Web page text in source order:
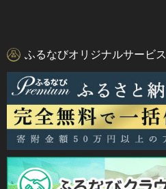
ふるなびオリジナルサービス